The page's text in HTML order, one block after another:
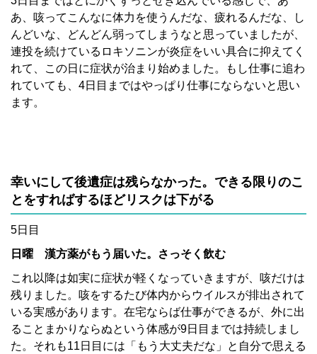
あ、咳ってこんなに体力を使うんだな、疲れるんだな、し
んどいな、どんどん弱ってしまうなと思っていましたが、
連投を続けているロキソニンが炎症をいい具合に抑えてく
れて、この日に症状が治まり始めました。もし仕事に追わ
れていても、4日目まではやっぱり仕事にならないと思い
ます。
幸いにして後遺症は残らなかった。できる限りのこ
とをすればするほどリスクは下がる
5日目
日曜 漢方薬がもう届いた。さっそく飲む
これ以降は如実に症状が軽くなっていきますが、咳だけは
残りました。咳をするたび体内からウイルスが排出されて
いる実感があります。在宅ならば仕事ができるが、外に出
ることまかりならぬという体感が9日目までは持続しまし
た。それも11日目には「もう大丈夫だな」と自分で思える